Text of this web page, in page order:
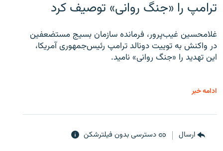
ترامپ را «جنگ روانی» توصیف کرد
غلامحسین غیب‌پرور، فرمانده سازمان بسیج مستضعفین
در واکنش به توییت دونالد ترامپ رئیس‌جمهوری آمریکا،
این تهدید را «جنگ روانی» نامید.
ادامه خبر
ارسال دسترسی بدون فیلترشکن